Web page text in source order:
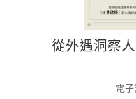
從外遇洞察
電子